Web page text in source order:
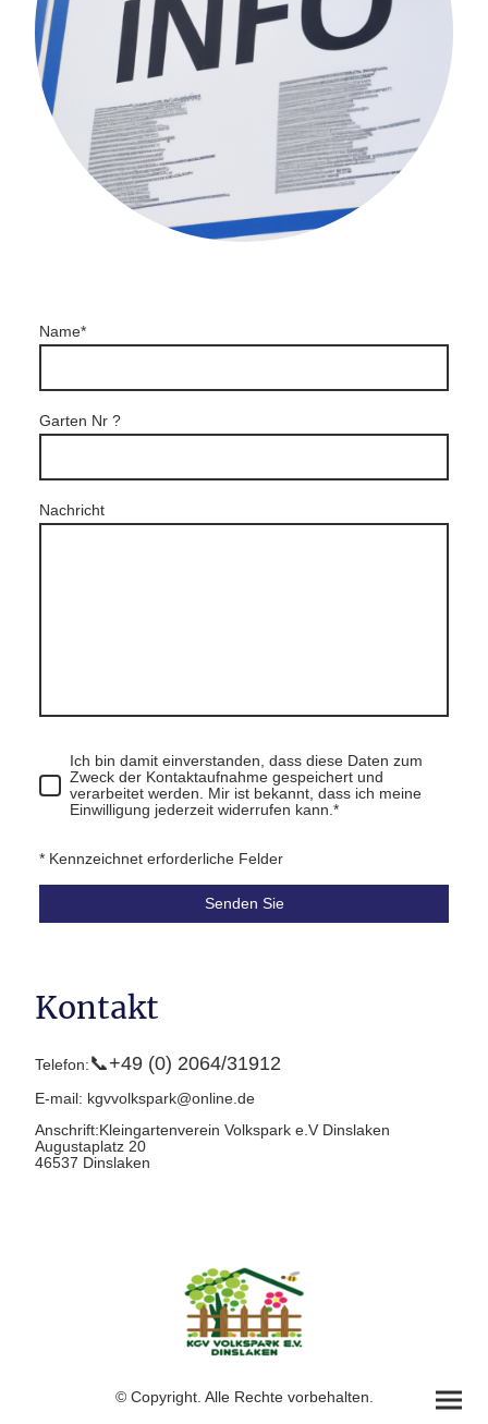
Name*
Garten Nr ?
Nachricht
Ich bin damit einverstanden, dass diese Daten zum
Zweck der Kontaktaufnahme gespeichert und
verarbeitet werden. Mir ist bekannt, dass ich meine
Einwilligung jederzeit widerrufen kann.*
* Kennzeichnet erforderliche Felder
Senden Sie
Kontakt
Telefon: 📞+49 (0) 2064/31912
E-mail: kgvvolkspark@online.de
Anschrift:Kleingartenverein Volkspark e.V Dinslaken
Augustaplatz 20
46537 Dinslaken
© Copyright. Alle Rechte vorbehalten.